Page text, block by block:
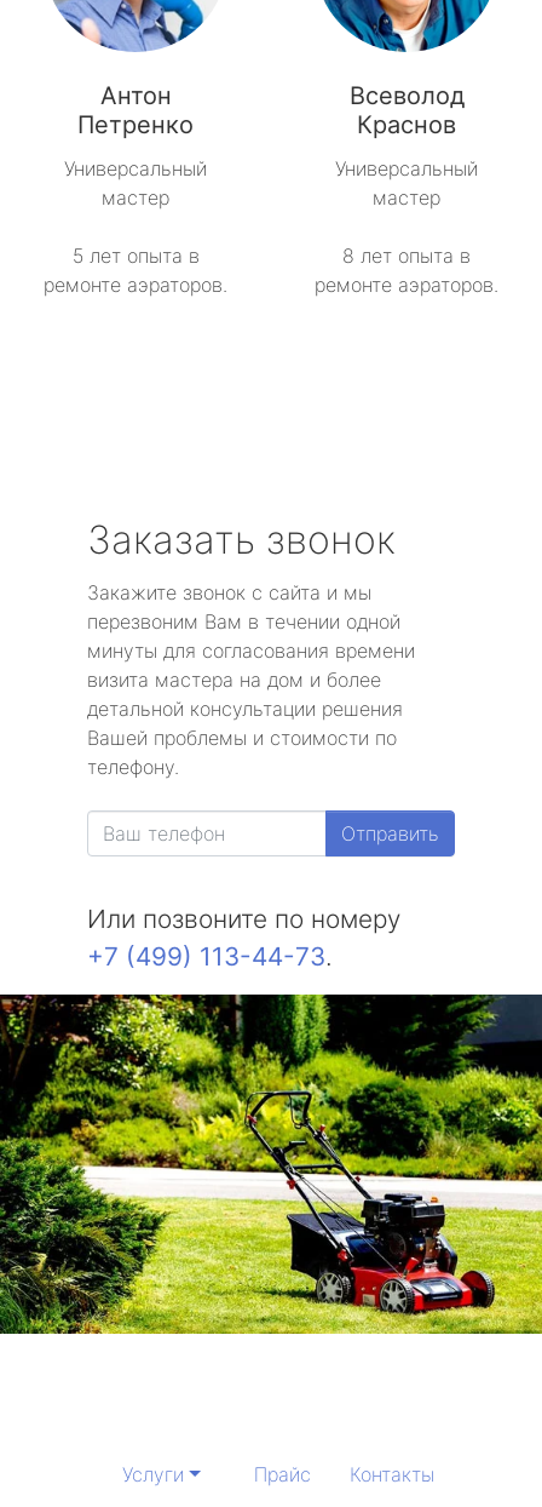
Антон
Петренко
Универсальный
мастер
5 лет опыта в
ремонте аэраторов.
Всеволод
Краснов
Универсальный
мастер
8 лет опыта в
ремонте аэраторов.
Заказать звонок
Закажите звонок с сайта и мы
перезвоним Вам в течении одной
минуты для согласования времени
визита мастера на дом и более
детальной консультации решения
Вашей проблемы и стоимости по
телефону.
Отправить
Или позвоните по номеру
+7 (499) 113-44-73.
Услуги Прайс Контакты